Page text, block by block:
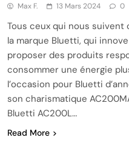
Max F. 13 Mars 2024 0
Tous ceux qui nous
la marque Bluetti, qui
proposer des produits
consommer une énergie
l’occasion pour Bluetti
son charismatique
Bluetti AC200L…
Read More